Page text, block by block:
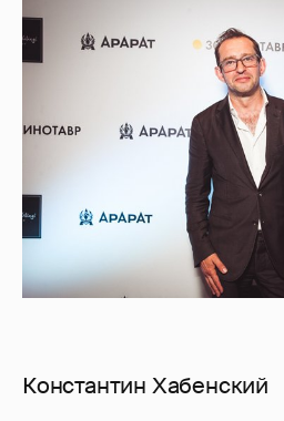
Константин Хабенский